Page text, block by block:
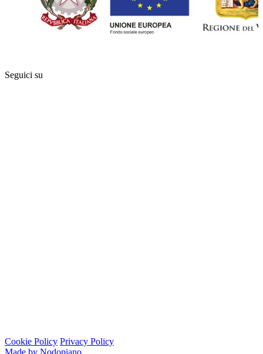
Seguici su
Cookie Policy Privacy Policy